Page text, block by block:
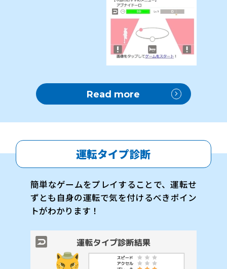
Read more
運転タイプ診断
簡単なゲームをプレイすることで、運転せ
ずとも自身の運転で気を付けるべきポイン
トがわかります！